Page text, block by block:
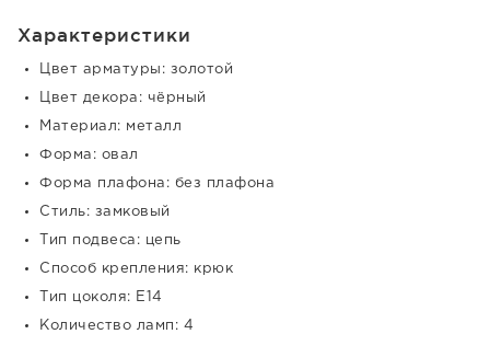
Характеристики
Цвет арматуры: золотой
Цвет декора: чёрный
Материал: металл
Форма: овал
Форма плафона: без плафона
Стиль: замковый
Тип подвеса: цепь
Способ крепления: крюк
Тип цоколя: E14
Количество ламп: 4